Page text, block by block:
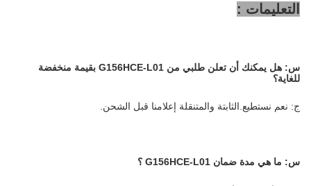
التعليمات :
س: هل يمكنك أن تعلن طلبي من G156HCE-L01 بقيمة منخفضة
للغاية؟
ج: نعم نستطيع.الثابتة والمتنقلة إعلامنا قبل الشحن.
س: ما هي مدة ضمان G156HCE-L01 ؟